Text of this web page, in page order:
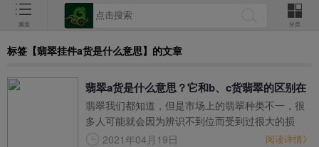
频道 分类
标签【翡翠挂件a货是什么意思】的文章
翡翠a货是什么意思？它和b、c货翡翠的区别在
哪里？
翡翠我们都知道，但是市场上的翡翠种类不一，很
多人可能就会因为辨识不到位而受到过很大的损
失，那么市场上究竟有哪些翡翠呢？这些翡翠又有
2021年04月19日 阅读详情》